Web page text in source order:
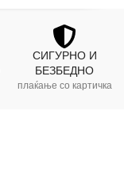
СИГУРНО И
БЕЗБЕДНО
плаќање со картичка